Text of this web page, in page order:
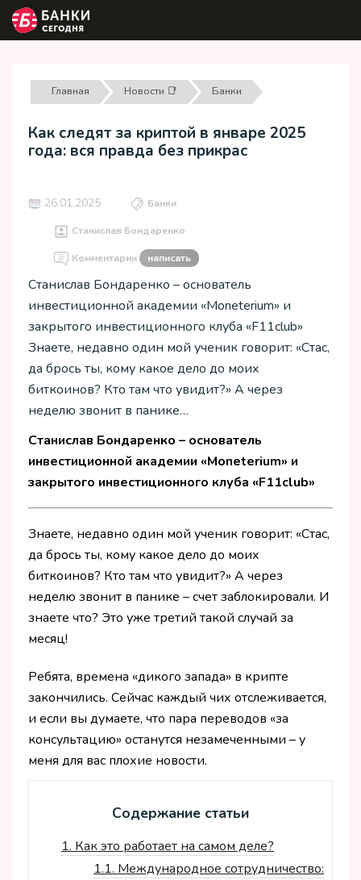
Главная Новости 📑 Банки
Как следят за криптой в январе 2025
года: вся правда без прикрас
26.01.2025 Банки
Станислав Бондаренко
Комментарии написать
Станислав Бондаренко – основатель
инвестиционной академии «Moneterium» и
закрытого инвестиционного клуба «F11club»
Знаете, недавно один мой ученик говорит: «Стас,
да брось ты, кому какое дело до моих
биткоинов? Кто там что увидит?» А через
неделю звонит в панике…
Станислав Бондаренко – основатель
инвестиционной академии «Moneterium» и
закрытого инвестиционного клуба «F11club»
Знаете, недавно один мой ученик говорит: «Стас,
да брось ты, кому какое дело до моих
биткоинов? Кто там что увидит?» А через
неделю звонит в панике – счет заблокировали. И
знаете что? Это уже третий такой случай за
месяц!
Ребята, времена «дикого запада» в крипте
закончились. Сейчас каждый чих отслеживается,
и если вы думаете, что пара переводов «за
консультацию» останутся незамеченными – у
меня для вас плохие новости.
Содержание статьи
1.Как это работает на самом деле?
1.1.Международное сотрудничество: